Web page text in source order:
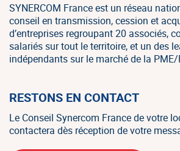
SYNERCOM France est un réseau
conseil en transmission, cession et
d’entreprises regroupant 20 associés,
salariés sur tout le territoire, et un des
indépendants sur le marché de la PME/
RESTONS EN CONTACT
Le Conseil Synercom France de votre
contactera dès réception de votre